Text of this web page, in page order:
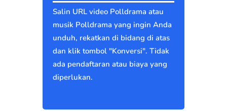
Salin URL video Polldrama atau
musik Polldrama yang ingin Anda
unduh, rekatkan di bidang di atas
dan klik tombol "Konversi". Tidak
ada pendaftaran atau biaya yang
diperlukan.